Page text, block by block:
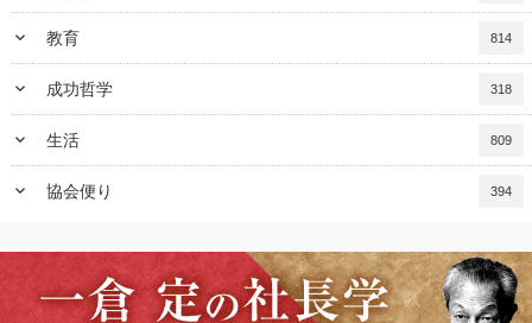
keyboard_arrow_down 教育 814
keyboard_arrow_down 成功哲学 318
keyboard_arrow_down 生活 809
keyboard_arrow_down 協会便り 394